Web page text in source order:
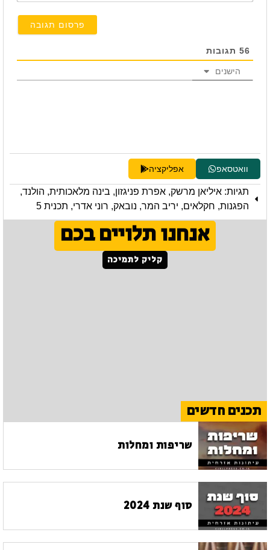
56 תגובות
הישנים
וואטסאפ אפליקציה
תגיות: איליאן מרשק, אפרת פניגזון, בינה מלאכותית, הולנד,
הפגנות, חקלאים, יריב המר, נובאק, רוני אדרי, תכנית 5
אנחנו תלויים בכם
קליק לתמיכה
תכנים חדשים
שריפות ומחלות
סוף שנת 2024